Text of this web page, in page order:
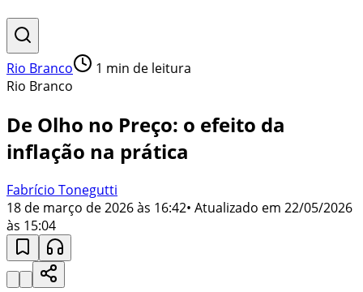
Rio Branco 1 min de leitura
Rio Branco
De Olho no Preço: o efeito da
inflação na prática
Fabrício Tonegutti
18 de março de 2026 às 16:42• Atualizado em 22/05/2026
às 15:04